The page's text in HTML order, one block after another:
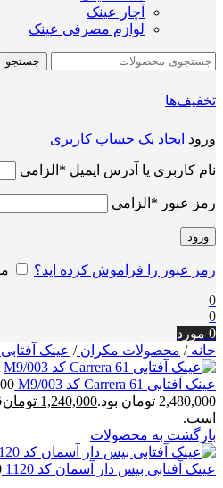
آچار عینک
لوازم مصرفی عینک
جستجو
تخفیف‌ها
ورود ایجاد یک حساب کاربری
نام کاربری یا آدرس ایمیل * الزامی
رمز عبور * الزامی
ورود
رمز عبور را فراموش کرده اید؟
0
0
0 مورد
خانه/ محصولات مکران/ عینک
عینک آفتابی Carrera 61 کد 003/M9
2,480,000 تومان بود.
1,240,000 تومان
است.
بازگشت به محصولات
عینک آفتابی بیس دار آسمان کد 1120